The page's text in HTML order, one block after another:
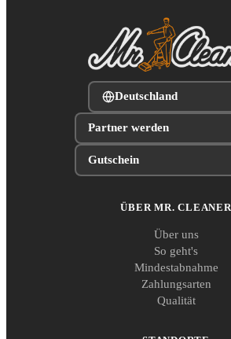
Deutschland
Partner werden
Gutschein
ÜBER MR. CLEANER
Über uns
So geht's
Mindestabnahme
Zahlungsarten
Qualität